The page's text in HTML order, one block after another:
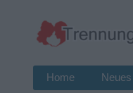
Home Neues